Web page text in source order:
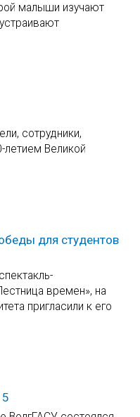
малыши изучают
сотрудники,
летием Великой
для студентов
времен», на
пригласили к его